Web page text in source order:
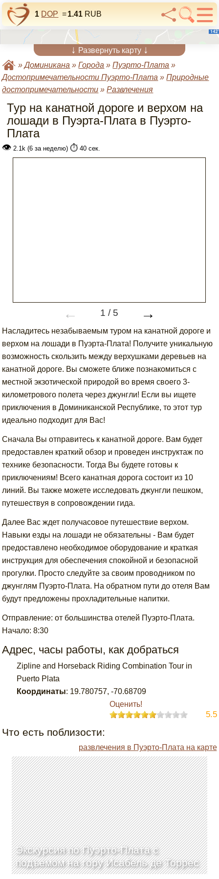
1 DOP =1.41 RUB
↓ Развернуть карту ↓
»Доминикана »Города »Пуэрто-Плата »
Достопримечательности Пуэрто-Плата »Природные
достопримечательности »Развлечения
Тур на канатной дороге и верхом на
лошади в Пуэрта-Плата в Пуэрто-
Плата
👁 2.1k (6 за неделю) ⏱️ 40 сек.
← 1 / 5 →
Насладитесь незабываемым туром на канатной дороге и
верхом на лошади в Пуэрта-Плата! Получите уникальную
возможность скользить между верхушками деревьев на
канатной дороге. Вы сможете ближе познакомиться с
местной экзотической природой во время своего 3-
километрового полета через джунгли! Если вы ищете
приключения в Доминиканской Республике, то этот тур
идеально подходит для Вас!
Сначала Вы отправитесь к канатной дороге. Вам будет
предоставлен краткий обзор и проведен инструктаж по
технике безопасности. Тогда Вы будете готовы к
приключениям! Всего канатная дорога состоит из 10
линий. Вы также можете исследовать джунгли пешком,
путешествуя в сопровождении гида.
Далее Вас ждет получасовое путешествие верхом.
Навыки езды на лошади не обязательны - Вам будет
предоставлено необходимое оборудование и краткая
инструкция для обеспечения спокойной и безопасной
прогулки. Просто следуйте за своим проводником по
джунглям Пуэрто-Плата. На обратном пути до отеля Вам
будут предложены прохладительные напитки.
Отправление: от большинства отелей Пуэрто-Плата.
Начало: 8:30
Адрес, часы работы, как добраться
Zipline and Horseback Riding Combination Tour in
Puerto Plata
Координаты: 19.780757,-70.68709
Оценить!
5.5
Что есть поблизости:
развлечения в Пуэрто-Плата на карте
Экскурсия по Пуэрто-Плата с
подъемом на гору Исабель де Торрес